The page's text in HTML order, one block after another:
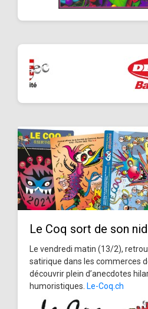
Le Coq sort de son nid
Le vendredi matin (13/2),
satirique dans les commerces
découvrir plein d’anecdotes
humoristiques. Le-Coq.ch